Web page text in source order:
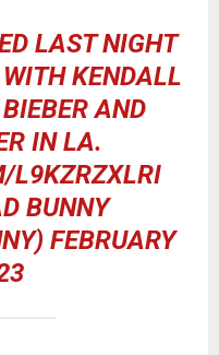
LAST NIGHT
KENDALL
AND
IN LA.
L9KZRZXLRI
BUNNY
FEBRUARY